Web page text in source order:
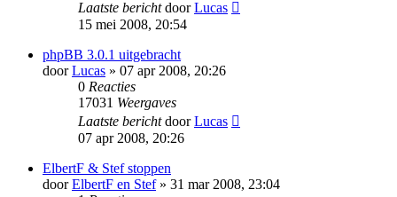
Laatste berichtdoorLucas
15 mei 2008, 20:54
phpBB 3.0.1 uitgebracht
doorLucas » 07 apr 2008, 20:26
0 Reacties
17031 Weergaves
Laatste berichtdoorLucas
07 apr 2008, 20:26
ElbertF & Stef stoppen
doorElbertF en Stef» 31 mar 2008, 23:04